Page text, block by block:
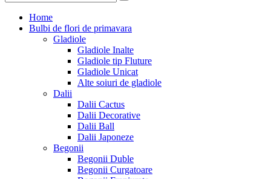
Home
Bulbi de flori de primavara
Gladiole
Gladiole Inalte
Gladiole tip Fluture
Gladiole Unicat
Alte soiuri de gladiole
Dalii
Dalii Cactus
Dalii Decorative
Dalii Ball
Dalii Japoneze
Begonii
Begonii Duble
Begonii Curgatoare